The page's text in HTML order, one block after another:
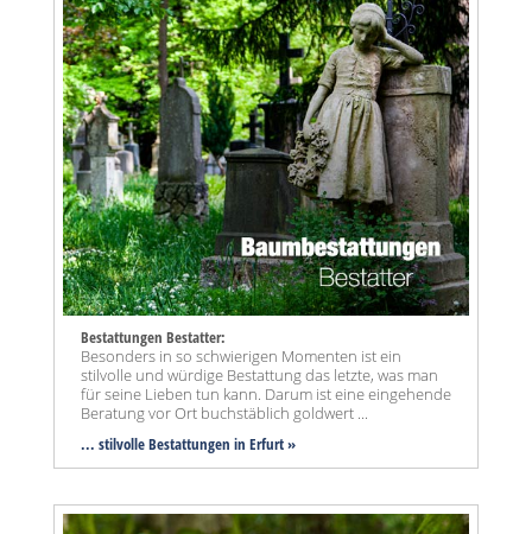
Bestattungen Bestatter:
Besonders in so schwierigen Momenten ist ein
stilvolle und würdige Bestattung das letzte, was man
für seine Lieben tun kann. Darum ist eine eingehende
Beratung vor Ort buchstäblich goldwert ...
... stilvolle Bestattungen in Erfurt »